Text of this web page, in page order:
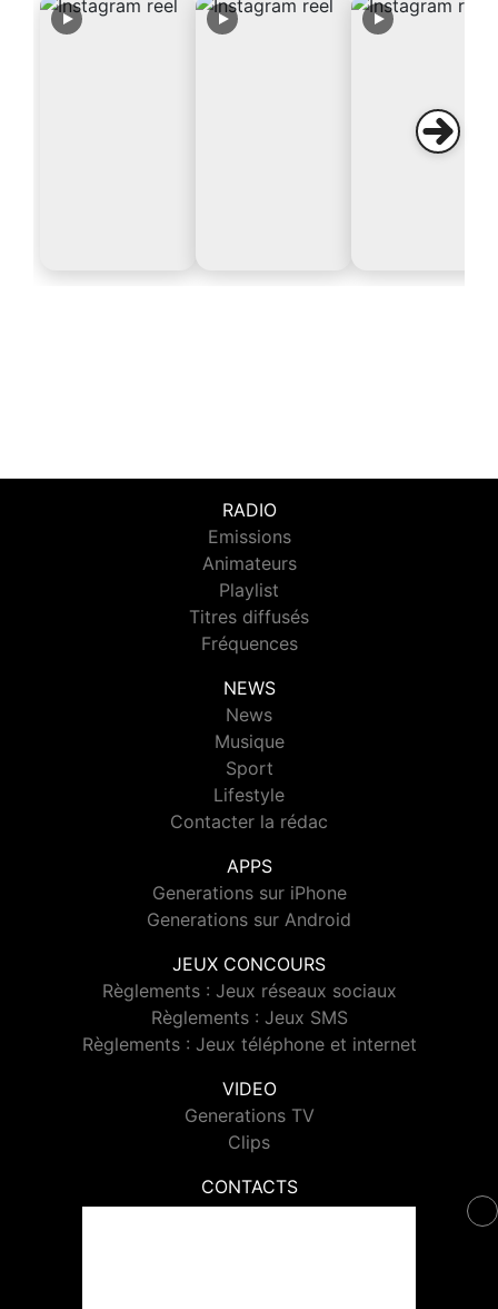
RADIO
Emissions
Animateurs
Playlist
Titres diffusés
Fréquences
NEWS
News
Musique
Sport
Lifestyle
Contacter la rédac
APPS
Generations sur iPhone
Generations sur Android
JEUX CONCOURS
Règlements : Jeux réseaux sociaux
Règlements : Jeux SMS
Règlements : Jeux téléphone et internet
VIDEO
Generations TV
Clips
CONTACTS
Contacter Generations